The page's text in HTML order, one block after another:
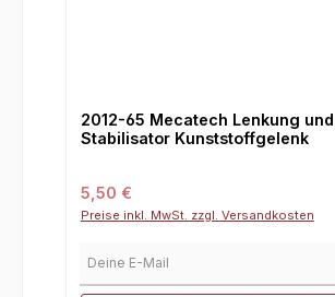
2012-65 Mecatech Lenkung
Stabilisator Kunststoffgelenk
Regulärer Preis:
5,50 €
Preise inkl. MwSt. zzgl. Versandkosten